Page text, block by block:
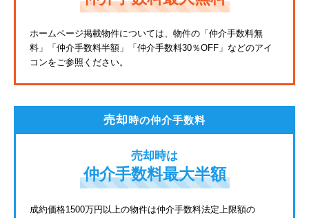
東武東上線
JR鶴見線
ホームページ掲載物件については、物件の「仲介手数料無
料」
「仲介手数料半額」「仲介手数料30％OFF」などのアイ
コンをご参照ください。
売却時の仲介手数料
売却時は
仲介手数料最大半額
成約価格1500万円以上の物件は仲介手数料法定上限額の